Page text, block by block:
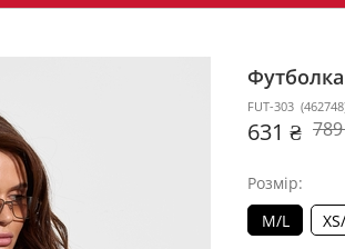
FUT-303 (462748
631 ₴
Розмір:
M/L